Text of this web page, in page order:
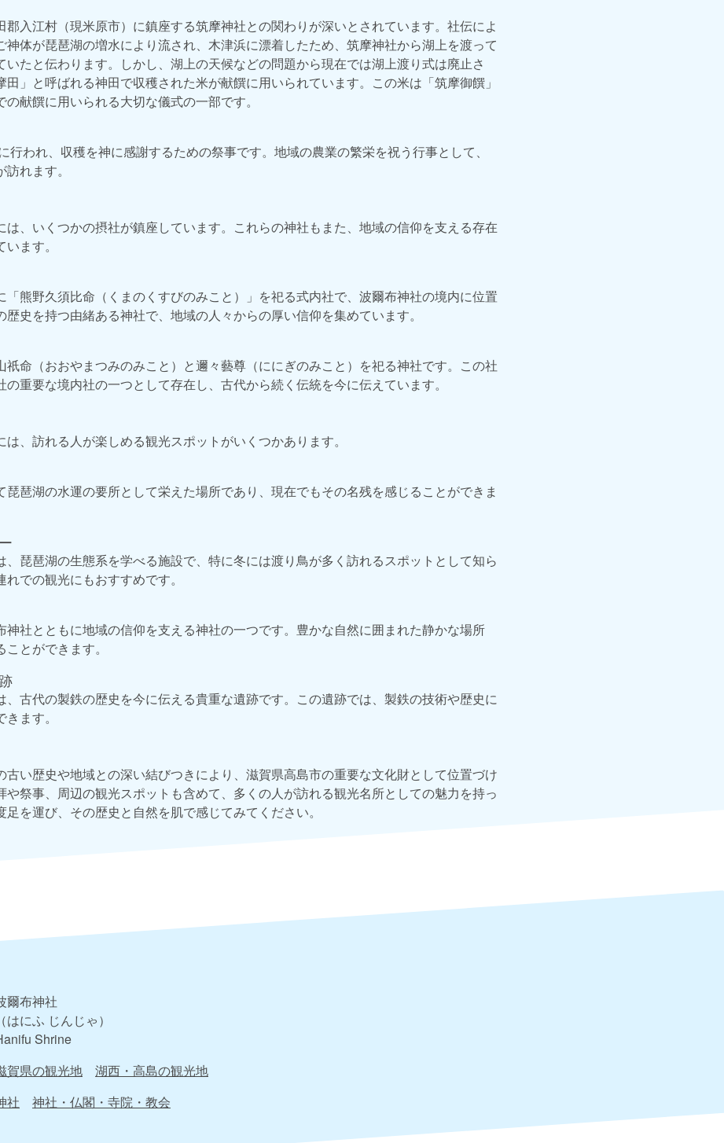
郡入江村（現米原市）に鎮座する筑摩神社との関わりが深いとされています。社伝によ
神体が琵琶湖の増水により流され、木津浜に漂着したため、筑摩神社から湖上を渡って
いたと伝わります。しかし、湖上の天候などの問題から現在では湖上渡り式は廃止さ
田」と呼ばれる神田で収穫された米が献饌に用いられています。この米は「筑摩御饌」
献饌に用いられる大切な儀式の一部です。
行われ、収穫を神に感謝するための祭事です。地域の農業の繁栄を祝う行事として、
れます。
は、いくつかの摂社が鎮座しています。これらの神社もまた、地域の信仰を支える存在
ます。
「熊野久須比命（くまのくすびのみこと）」を祀る式内社で、波爾布神社の境内に位置
歴史を持つ由緒ある神社で、地域の人々からの厚い信仰を集めています。
祇命（おおやまつみのみこと）と邇々藝尊（ににぎのみこと）を祀る神社です。この社
の重要な境内社の一つとして存在し、古代から続く伝統を今に伝えています。
、訪れる人が楽しめる観光スポットがいくつかあります。
琵琶湖の水運の要所として栄えた場所であり、現在でもその名残を感じることができま
、琵琶湖の生態系を学べる施設で、特に冬には渡り鳥が多く訪れるスポットとして知ら
での観光にもおすすめです。
神社とともに地域の信仰を支える神社の一つです。豊かな自然に囲まれた静かな場所
とができます。
、古代の製鉄の歴史を今に伝える貴重な遺跡です。この遺跡では、製鉄の技術や歴史に
ます。
古い歴史や地域との深い結びつきにより、滋賀県高島市の重要な文化財として位置づけ
や祭事、周辺の観光スポットも含めて、多くの人が訪れる観光名所としての魅力を持っ
を運び、その歴史と自然を肌で感じてみてください。
爾布神社
（はにふ じんじゃ）
Shrine
賀県の観光地
湖西・高島の観光地
社 神社・仏閣・寺院・教会